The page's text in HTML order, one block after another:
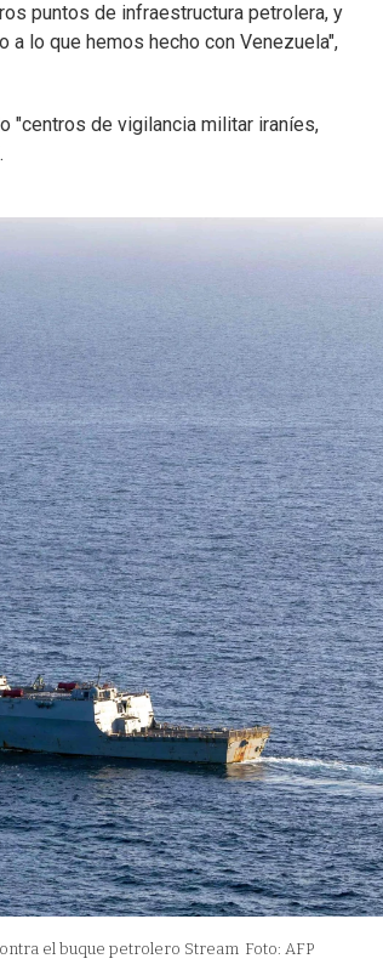
puntos de infraestructura petrolera, y
lo que hemos hecho con Venezuela",
"centros de vigilancia militar iraníes,
el buque petrolero Stream Foto: AFP